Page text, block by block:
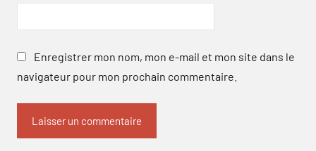
Enregistrer mon nom, mon e-mail et mon site dans le
navigateur pour mon prochain commentaire.